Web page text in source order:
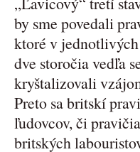
by sme povedali
ktoré v
dve storočia vedľa
kryštalizovali
Preto sa britskí
ľudovcov, či
britských